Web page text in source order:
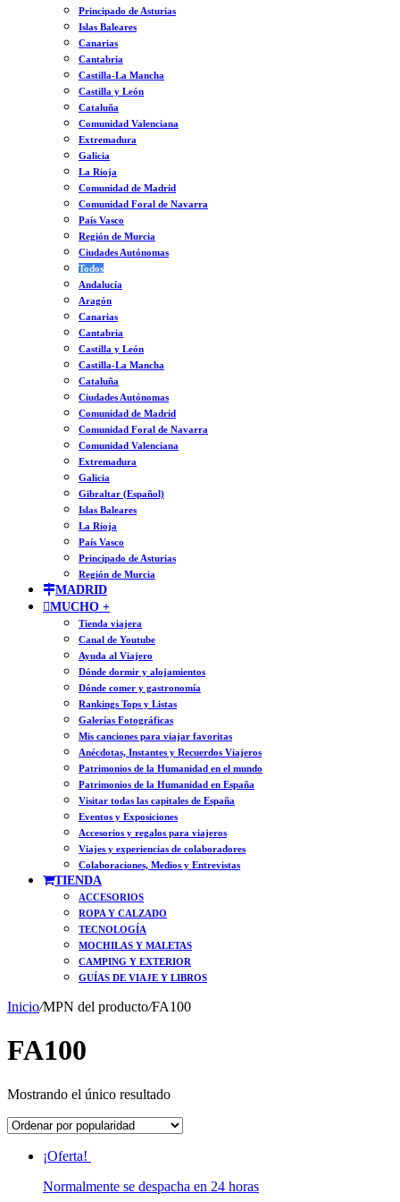
Principado de Asturias
Islas Baleares
Canarias
Cantabria
Castilla-La Mancha
Castilla y León
Cataluña
Comunidad Valenciana
Extremadura
Galicia
La Rioja
Comunidad de Madrid
Comunidad Foral de Navarra
País Vasco
Región de Murcia
Ciudades Autónomas
Todos
Andalucía
Aragón
Canarias
Cantabria
Castilla y León
Castilla-La Mancha
Cataluña
Ciudades Autónomas
Comunidad de Madrid
Comunidad Foral de Navarra
Comunidad Valenciana
Extremadura
Galicia
Gibraltar (Español)
Islas Baleares
La Rioja
País Vasco
Principado de Asturias
Región de Murcia
MADRID
MUCHO +
Tienda viajera
Canal de Youtube
Ayuda al Viajero
Dónde dormir y alojamientos
Dónde comer y gastronomía
Rankings Tops y Listas
Galerías Fotográficas
Mis canciones para viajar favoritas
Anécdotas, Instantes y Recuerdos Viajeros
Patrimonios de la Humanidad en el mundo
Patrimonios de la Humanidad en España
Visitar todas las capitales de España
Eventos y Exposiciones
Accesorios y regalos para viajeros
Viajes y experiencias de colaboradores
Colaboraciones, Medios y Entrevistas
TIENDA
ACCESORIOS
ROPA Y CALZADO
TECNOLOGÍA
MOCHILAS Y MALETAS
CAMPING Y EXTERIOR
GUÍAS DE VIAJE Y LIBROS
Inicio/MPN del producto/FA100
FA100
Mostrando el único resultado
¡Oferta!
Normalmente se despacha en 24 horas